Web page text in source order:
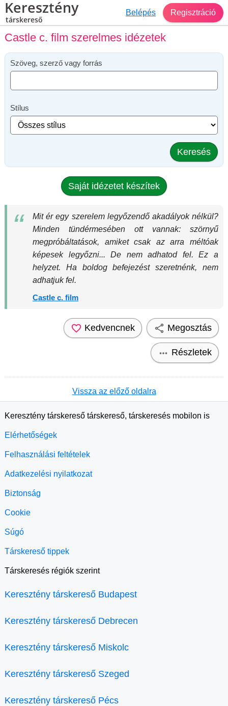
Keresztény
társkereső
Belépés Regisztráció
Castle c. film szerelmes idézetek
Szöveg, szerző vagy forrás
Stílus
Keresés
Saját idézetet készítek
Mit ér egy szerelem legyőzendő akadályok nélkül?
Minden tündérmesében ott vannak: szörnyű
megpróbáltatások, amiket csak az arra méltóak
képesek legyőzni... De nem adhatod fel. Ez a
helyzet. Ha boldog befejezést szeretnénk, nem
adhatjuk fel.
Castle c. film
Kedvencnek Megosztás
Részletek
Vissza az előző oldalra
Keresztény társkereső társkereső, társkeresés mobilon is
Elérhetőségek
Felhasználási feltételek
Adatkezelési nyilatkozat
Biztonság
Cookie
Súgó
Társkereső tippek
Társkeresés régiók szerint
Keresztény társkereső Budapest
Keresztény társkereső Debrecen
Keresztény társkereső Miskolc
Keresztény társkereső Szeged
Keresztény társkereső Pécs